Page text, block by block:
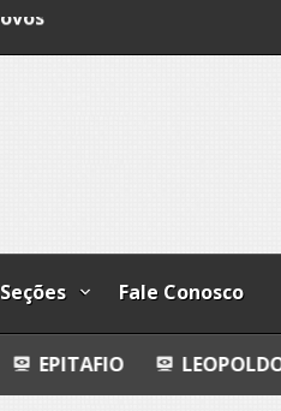
Seções Fale Conosco
LEOPOLDO E O MENDIGO